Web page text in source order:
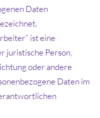
Daten
ist eine
juristische Person,
oder andere
Daten im